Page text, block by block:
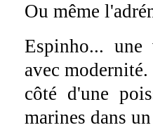
Ou même
Espinho...
avec
côté d'une
marines dans